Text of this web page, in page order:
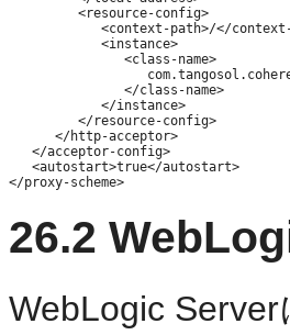
         <resource-config>
<context-path>/</
            <instance>
               <class-name>
               </class-name>
            </instance>
         </resource-config>
      </http-acceptor>
   </acceptor-config>
   <autostart>true</autostart>
26.2
WebLogic